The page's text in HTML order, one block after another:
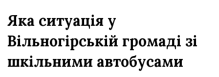
Яка ситуація у
Вільногірській громаді зі
шкільними автобусами